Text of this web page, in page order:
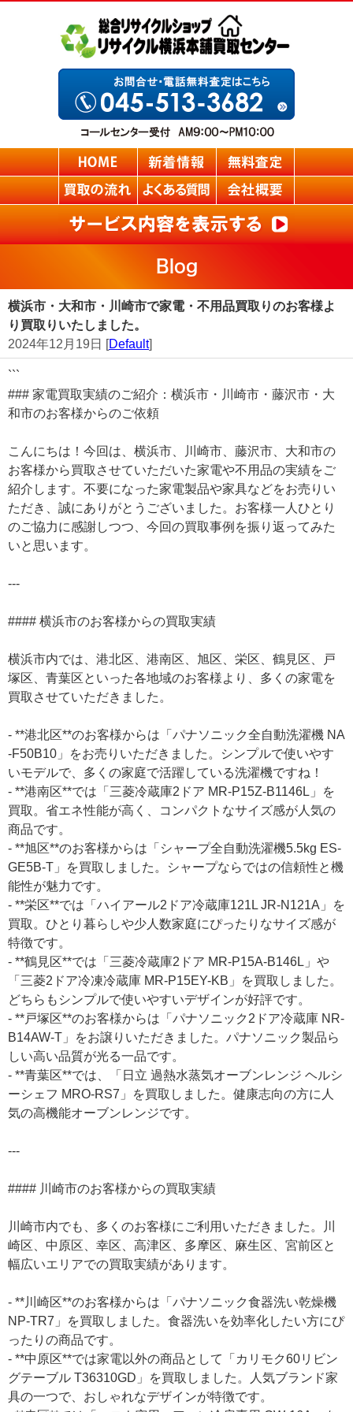
Blog
横浜市・大和市・川崎市で家電・不用品買取りのお客様よ
り買取りいたしました。
2024年12月19日 [Default]
```
### 家電買取実績のご紹介：横浜市・川崎市・藤沢市・大
和市のお客様からのご依頼
こんにちは！今回は、横浜市、川崎市、藤沢市、大和市の
お客様から買取させていただいた家電や不用品の実績をご
紹介します。不要になった家電製品や家具などをお売りい
ただき、誠にありがとうございました。お客様一人ひとり
のご協力に感謝しつつ、今回の買取事例を振り返ってみた
いと思います。
---
#### 横浜市のお客様からの買取実績
横浜市内では、港北区、港南区、旭区、栄区、鶴見区、戸
塚区、青葉区といった各地域のお客様より、多くの家電を
買取させていただきました。
- **港北区**のお客様からは「パナソニック全自動洗濯機 NA
-F50B10」をお売りいただきました。シンプルで使いやす
いモデルで、多くの家庭で活躍している洗濯機ですね！
- **港南区**では「三菱冷蔵庫2ドア MR-P15Z-B1146L」を
買取。省エネ性能が高く、コンパクトなサイズ感が人気の
商品です。
- **旭区**のお客様からは「シャープ全自動洗濯機5.5kg ES-
GE5B-T」を買取しました。シャープならではの信頼性と機
能性が魅力です。
- **栄区**では「ハイアール2ドア冷蔵庫121L JR-N121A」を
買取。ひとり暮らしや少人数家庭にぴったりなサイズ感が
特徴です。
- **鶴見区**では「三菱冷蔵庫2ドア MR-P15A-B146L」や
「三菱2ドア冷凍冷蔵庫 MR-P15EY-KB」を買取しました。
どちらもシンプルで使いやすいデザインが好評です。
- **戸塚区**のお客様からは「パナソニック2ドア冷蔵庫 NR-
B14AW-T」をお譲りいただきました。パナソニック製品ら
しい高い品質が光る一品です。
- **青葉区**では、「日立 過熱水蒸気オーブンレンジ ヘルシ
ーシェフ MRO-RS7」を買取しました。健康志向の方に人
気の高機能オーブンレンジです。
---
#### 川崎市のお客様からの買取実績
川崎市内でも、多くのお客様にご利用いただきました。川
崎区、中原区、幸区、高津区、多摩区、麻生区、宮前区と
幅広いエリアでの買取実績があります。
- **川崎区**のお客様からは「パナソニック食器洗い乾燥機
NP-TR7」を買取しました。食器洗いを効率化したい方にぴ
ったりの商品です。
- **中原区**では家電以外の商品として「カリモク60リビン
グテーブル T36310GD」を買取しました。人気ブランド家
具の一つで、おしゃれなデザインが特徴です。